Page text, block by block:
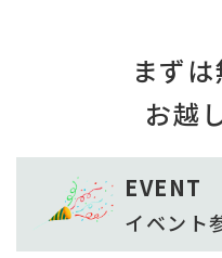
まず
お越
EVENT
イベント